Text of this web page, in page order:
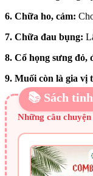
6. Chữa ho, cảm:
7. Chữa đau bụng:
8. Cổ họng sưng đỏ,
9. Muối còn là gia vị
📚 Sách
Những câu